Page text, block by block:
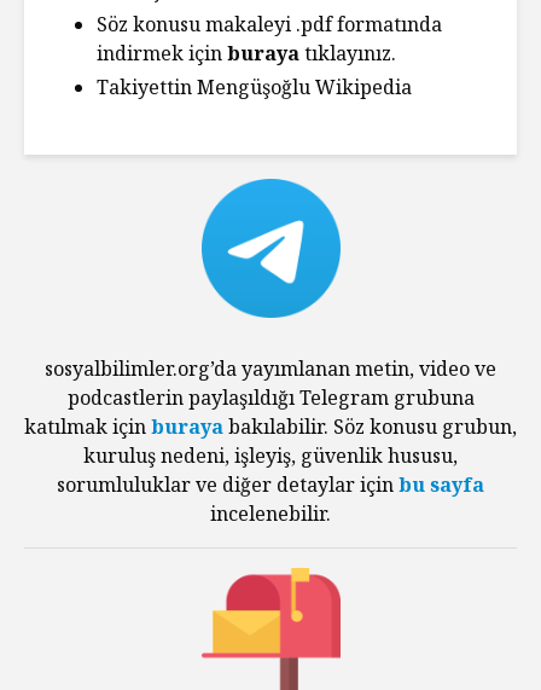
Söz konusu makaleyi .pdf formatında
indirmek içinburayatıklayınız.
Takiyettin MengüşoğluWikipedia
sosyalbilimler.org’da yayımlanan metin, video ve
podcastlerin paylaşıldığı Telegram grubuna
katılmak içinburayabakılabilir. Söz konusu grubun,
kuruluş nedeni, işleyiş, güvenlik hususu,
sorumluluklar ve diğer detaylar içinbu sayfa
incelenebilir.